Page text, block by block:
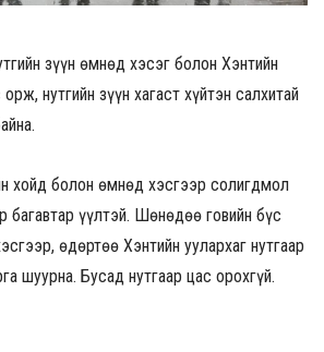
зүүн өмнөд хэсэг болон Хэнтийн
нутгийн зүүн хагаст хүйтэн салхитай
хойд болон өмнөд хэсгээр солигдмол
багавтар үүлтэй. Шөнөдөө говийн бүс
өдөртөө Хэнтийн уулархаг нутгаар
шуурна. Бусад нутгаар цас орохгүй.